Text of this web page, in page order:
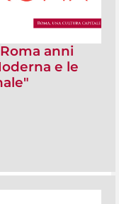
anni
e le